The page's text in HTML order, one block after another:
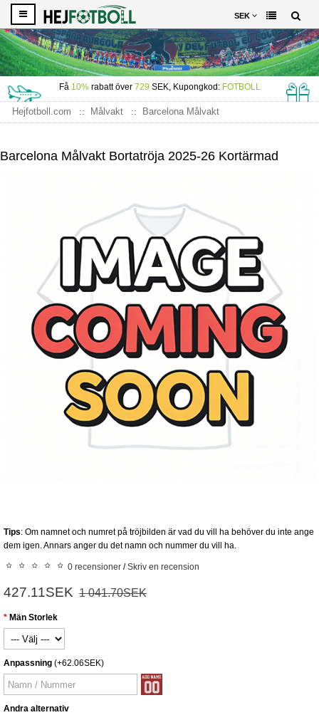
SEK
Få 10%rabatt över 729 SEK, Kupongkod: FOTBOLL
Hejfotboll.com Målvakt
Barcelona Målvakt
Barcelona Målvakt Bortatröja 2025-26 Kortärmad
Tips: Om namnet och numret på tröjbilden är vad du vill ha behöver du inte ange
dem igen. Annars anger du det namn och nummer du vill ha.
0 recensioner /Skriv en recension
427.11SEK 1 041.70SEK
Män Storlek
Anpassning (+62.06SEK)
Andra alternativ